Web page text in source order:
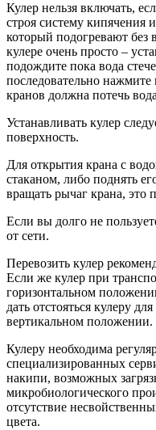
Кулер нельзя включать,
строя систему кипячения
который подогревают
кулере очень просто –
подождите пока вода
последовательно
кранов должна потечь
Устанавливать кулер
поверхность.
Для открытия крана с
стаканом, либо поднять
вращать рычаг крана, это
Если вы долго не
от сети.
Перевозить кулер
Если же кулер при
горизонтальном
дать отстояться кулеру
вертикальном положении.
Кулеру необходима
специализированных
накипи, возможных
микробиологического
отсутствие
цвета.